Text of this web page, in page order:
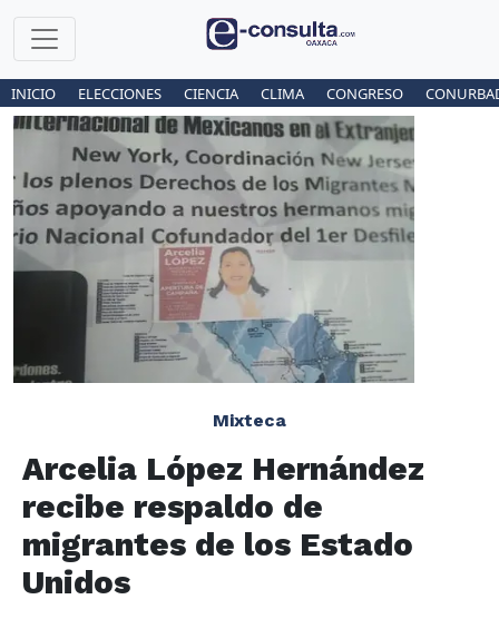
INICIO ELECCIONES CIENCIA CLIMA CONGRESO
Mixteca
Arcelia López Hernández
recibe respaldo de
migrantes de los Estado
Unidos